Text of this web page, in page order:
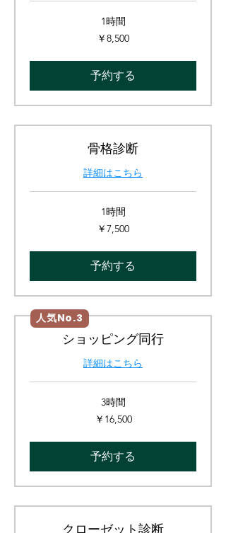
1時間
￥8,500
予約する
骨格診断
詳細はこちら
1時間
￥7,500
予約する
ショッピング同行
詳細はこちら
3時間
￥16,500
予約する
クローゼット診断
人気No.3